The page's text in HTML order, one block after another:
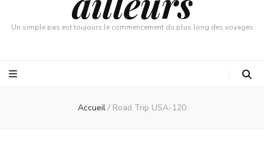
Un simple pas est toujours le commencement du plus long des voyages
Accueil / Road Trip USA-120